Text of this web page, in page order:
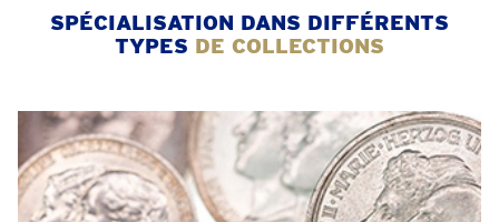
SPÉCIALISATION DANS DIFFÉRENTS
TYPES DE COLLECTIONS